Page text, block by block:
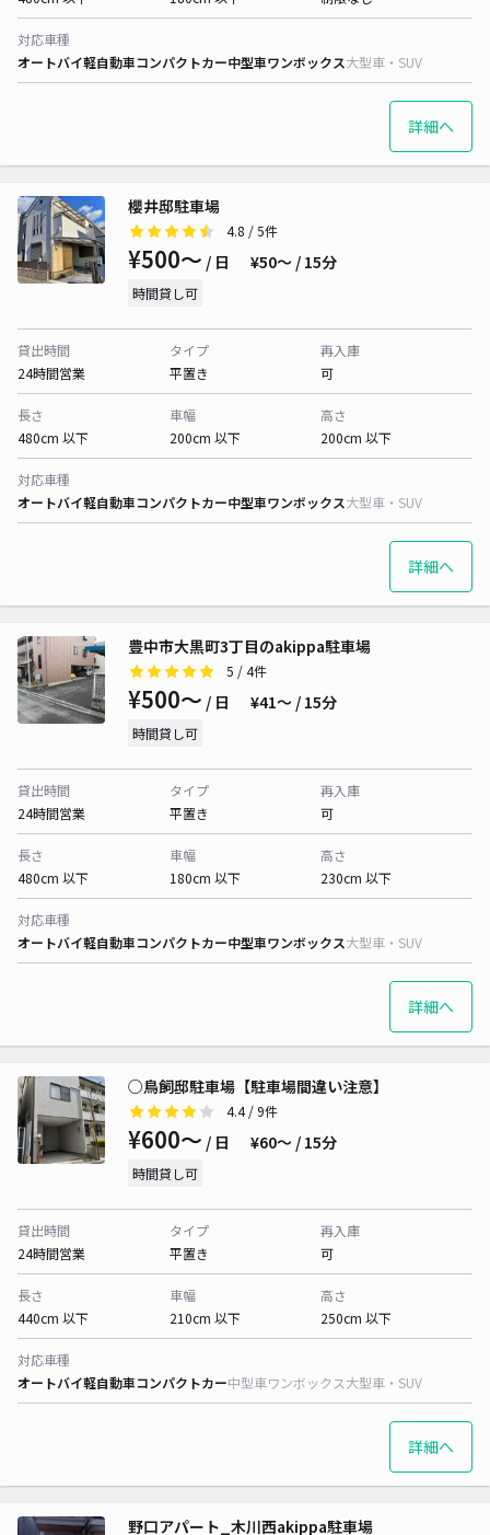
対応車種
オートバイ軽自動車コンパクトカー中型車ワンボックス大型車・SUV
詳細へ
櫻井邸駐車場
4.8 / 5件
¥500〜 / 日 ¥50〜 / 15分
時間貸し可
貸出時間
24時間営業
タイプ
平置き
再入庫
可
長さ
480cm 以下
車幅
200cm 以下
高さ
200cm 以下
対応車種
オートバイ軽自動車コンパクトカー中型車ワンボックス大型車・SUV
詳細へ
豊中市大黒町3丁目のakippa駐車場
5 / 4件
¥500〜 / 日 ¥41〜 / 15分
時間貸し可
貸出時間
24時間営業
タイプ
平置き
再入庫
可
長さ
480cm 以下
車幅
180cm 以下
高さ
230cm 以下
対応車種
オートバイ軽自動車コンパクトカー中型車ワンボックス大型車・SUV
詳細へ
○鳥飼邸駐車場【駐車場間違い注意】
4.4/ 9件
¥600〜 / 日 ¥60〜 / 15分
時間貸し可
貸出時間
24時間営業
タイプ
平置き
再入庫
可
長さ
440cm 以下
車幅
210cm 以下
高さ
250cm 以下
対応車種
オートバイ軽自動車コンパクトカー中型車ワンボックス大型車・SUV
詳細へ
野口アパート_木川西akippa駐車場